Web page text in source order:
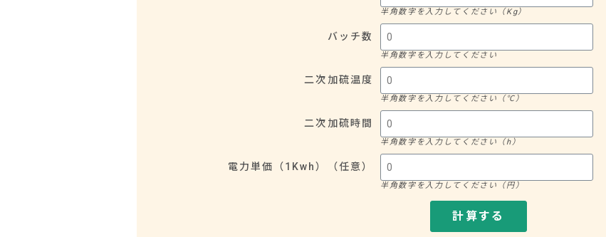
半角数字を入力してください（Kg）​
バッチ数
半角数字を入力してください​
二次加硫温度​
半角数字を入力してください（℃）​
二次加硫時間​
半角数字を入力してください（h）​
電力単価（1Kwh）（任意）
半角数字を入力してください（円）